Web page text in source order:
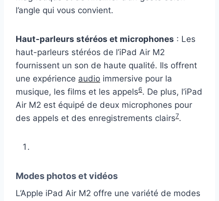
l’angle qui vous convient.
Haut-parleurs stéréos et microphones : Les
haut-parleurs stéréos de l’iPad Air M2
fournissent un son de haute qualité. Ils offrent
une expérience audio immersive pour la
musique, les films et les appels6. De plus, l’iPad
Air M2 est équipé de deux microphones pour
des appels et des enregistrements clairs7.
Modes photos et vidéos
L’Apple iPad Air M2 offre une variété de modes